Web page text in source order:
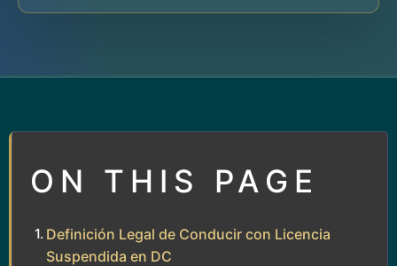
ON THIS PAGE
Definición Legal de Conducir con Licencia
Suspendida en DC